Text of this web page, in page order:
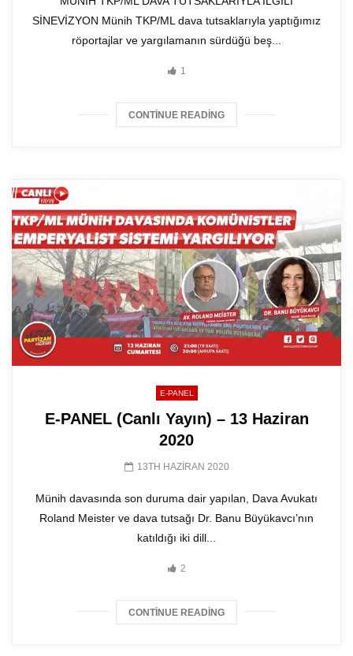
SİNEVİZYON Münih TKP/ML dava tutsaklarıyla yaptığımız
röportajlar ve yargılamanın sürdüğü beş...
1
CONTINUE READING
E-PANEL
E-PANEL (Canlı Yayın) – 13 Haziran
2020
13TH HAZIRAN 2020
Münih davasında son duruma dair yapılan, Dava Avukatı
Roland Meister ve dava tutsağı Dr. Banu Büyükavcı’nın
katıldığı iki dill...
2
CONTINUE READING